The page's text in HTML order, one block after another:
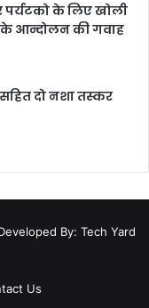
पर्यटको के लिए खोली
आन्दोलन की गवाह
दो नशा तस्कर
By: Tech Yard
Us